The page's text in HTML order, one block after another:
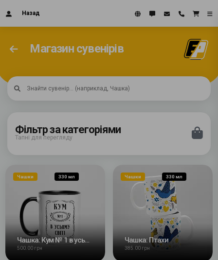
Назад
Магазин сувенірів
Фільтр за категоріями
Тапні для перегляду
Чашки 330 мл
Чашка: Кум № 1 в усьому світі
500.00 грн
Чашки 330 мл
Чашка: Птахи
385.00 грн